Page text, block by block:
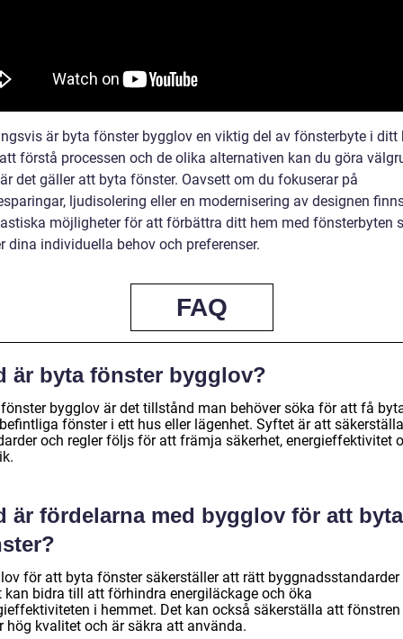
är byta fönster bygglov en viktig del av fönsterbyte i ditt
förstå processen och de olika alternativen kan du göra
det gäller att byta fönster. Oavsett om du fokuserar på
ljudisolering eller en modernisering av designen
möjligheter för att förbättra ditt hem med fönsterbyten
dina individuella behov och preferenser.
FAQ
är byta fönster bygglov?
bygglov är det tillstånd man behöver söka för att få
fönster i ett hus eller lägenhet. Syftet är att
och regler följs för att främja säkerhet, energieffektivitet
är fördelarna med bygglov för att byta
för att byta fönster säkerställer att rätt
kan bidra till att förhindra energiläckage och öka
i hemmet. Det kan också säkerställa att fönstren
hög kvalitet och är säkra att använda.